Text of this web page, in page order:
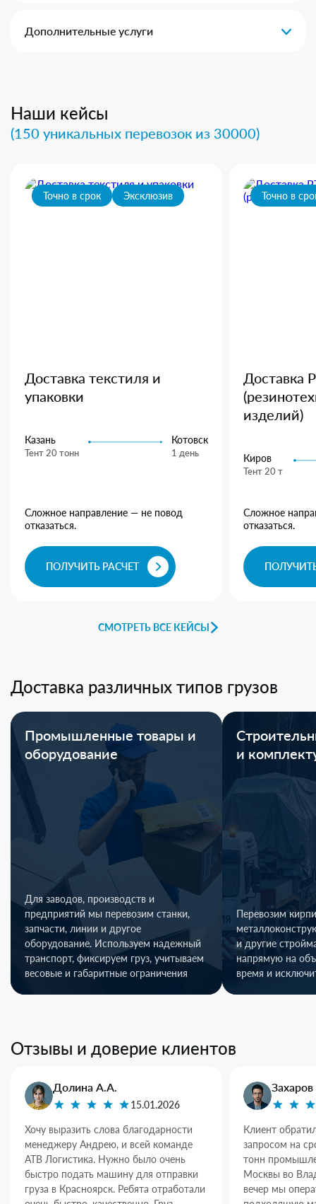
Дополнительные услуги
Наши кейсы
(150 уникальных перевозок из 30000)
СМОТРЕТЬ ВСЕ КЕЙСЫ
Точно в срок Эксклюзив
Доставка текстиля и
упаковки
Казань
Тент 20 тонн
Котовск
1 день
Сложное направление — не повод
отказаться.
ПОЛУЧИТЬ РАСЧЕТ
Точно в
Доставка
изделий)
Киров
Тент 20 т
Сложное
отказаться.
Доставка различных типов грузов
Промышленные товары и
оборудование
Для заводов, производств и
предприятий мы перевозим станки,
запчасти, линии и другое
оборудование. Используем надежный
транспорт, фиксируем груз, учитываем
весовые и габаритные ограничения
и
Перевозим
и другие
напрямую на
время и
Отзывы и доверие клиентов
Долина А.А.
15.01.2026
Хочу выразить слова благодарности
менеджеру Андрею, и всей команде
АТВ Логистика. Нужно было очень
быстро подать машину для отправки
груза в Красноярск. Ребята отработали
Клиент
запросом на
тонн
Москвы во
вечер мы